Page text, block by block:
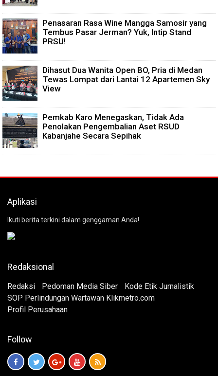
Penasaran Rasa Wine Mangga Samosir yang
Tembus Pasar Jerman? Yuk, Intip Stand
PRSU!
Dihasut Dua Wanita Open BO, Pria di Medan
Tewas Lompat dari Lantai 12 Apartemen Sky
View
Pemkab Karo Menegaskan, Tidak Ada
Penolakan Pengembalian Aset RSUD
Kabanjahe Secara Sepihak
Aplikasi
Ikuti berita terkini dalam genggaman Anda!
Redaksional
Redaksi Pedoman Media Siber
Kode Etik Jurnalistik
SOP Perlindungan Wartawan Klikmetro.com
Profil Perusahaan
Follow